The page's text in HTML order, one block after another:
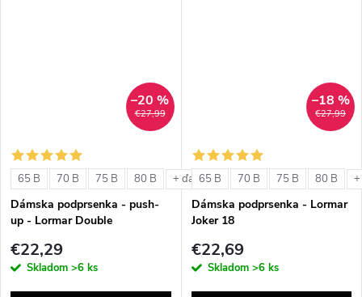
€27,99
–20 %
65 B 70 B 75 B 80 B + ďalšie
Dámska podprsenka - push-
up - Lormar Double
€22,29
Skladom >6 ks
€27,99
–18 %
65 B 70 B 75 B 80 B
Dámska podprsenka - Lormar
Joker 18
€22,69
Skladom >6 ks